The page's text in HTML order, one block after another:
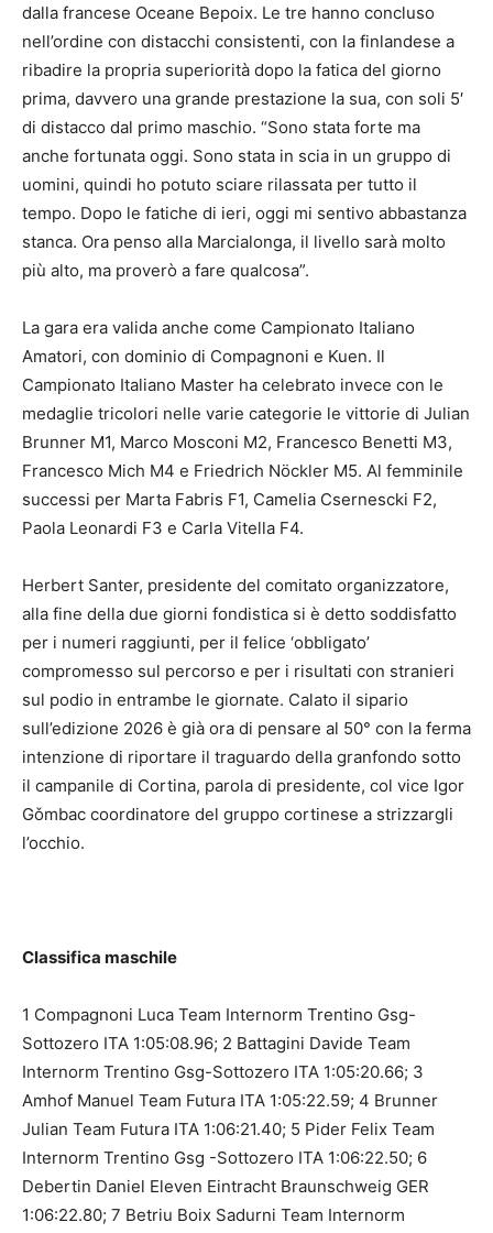
dalla francese Oceane Bepoix. Le tre hanno concluso
nell’ordine con distacchi consistenti, con la finlandese a
ribadire la propria superiorità dopo la fatica del giorno
prima, davvero una grande prestazione la sua, con soli 5′
di distacco dal primo maschio. “Sono stata forte ma
anche fortunata oggi. Sono stata in scia in un gruppo di
uomini, quindi ho potuto sciare rilassata per tutto il
tempo. Dopo le fatiche di ieri, oggi mi sentivo abbastanza
stanca. Ora penso alla Marcialonga, il livello sarà molto
più alto, ma proverò a fare qualcosa”.
La gara era valida anche come Campionato Italiano
Amatori, con dominio di Compagnoni e Kuen. Il
Campionato Italiano Master ha celebrato invece con le
medaglie tricolori nelle varie categorie le vittorie di Julian
Brunner M1, Marco Mosconi M2, Francesco Benetti M3,
Francesco Mich M4 e Friedrich Nöckler M5. Al femminile
successi per Marta Fabris F1, Camelia Csernescki F2,
Paola Leonardi F3 e Carla Vitella F4.
Herbert Santer, presidente del comitato organizzatore,
alla fine della due giorni fondistica si è detto soddisfatto
per i numeri raggiunti, per il felice ‘obbligato’
compromesso sul percorso e per i risultati con stranieri
sul podio in entrambe le giornate. Calato il sipario
sull’edizione 2026 è già ora di pensare al 50° con la ferma
intenzione di riportare il traguardo della granfondo sotto
il campanile di Cortina, parola di presidente, col vice Igor
Gǒmbac coordinatore del gruppo cortinese a strizzargli
l’occhio.
Classifica maschile
1 Compagnoni Luca Team Internorm Trentino Gsg-
Sottozero ITA 1:05:08.96; 2 Battagini Davide Team
Internorm Trentino Gsg-Sottozero ITA 1:05:20.66; 3
Amhof Manuel Team Futura ITA 1:05:22.59; 4 Brunner
Julian Team Futura ITA 1:06:21.40; 5 Pider Felix Team
Internorm Trentino Gsg -Sottozero ITA 1:06:22.50; 6
Debertin Daniel Eleven Eintracht Braunschweig GER
1:06:22.80; 7 Betriu Boix Sadurni Team Internorm